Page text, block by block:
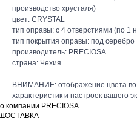
производство хрусталя)
цвет: CRYSTAL
тип оправы: с 4 отверстиями (по 1
тип покрытия оправы: под серебро
производитель: PRECIOSA
страна: Чехия
ВНИМАНИЕ: отображение цвета во
характеристик и настроек вашего
о компании PRECIOSA
ДОСТАВКА